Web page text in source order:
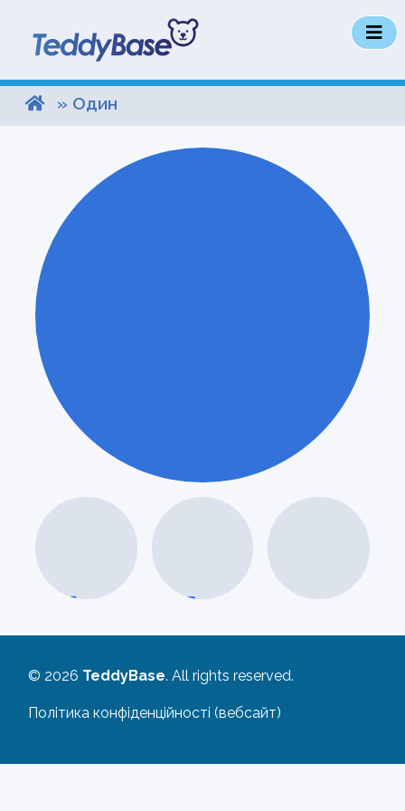
» Один
1
ОДИН
© 2026 TeddyBase. All rights reserved.
Політика конфіденційності (вебсайт)